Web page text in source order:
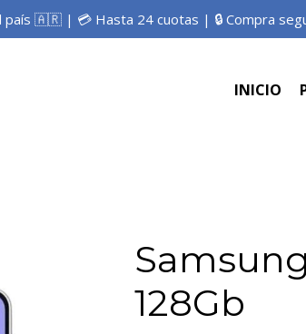
país 🇦🇷 | 💳 Hasta 24 cuotas | 🔒 Compra
INICIO
128Gb